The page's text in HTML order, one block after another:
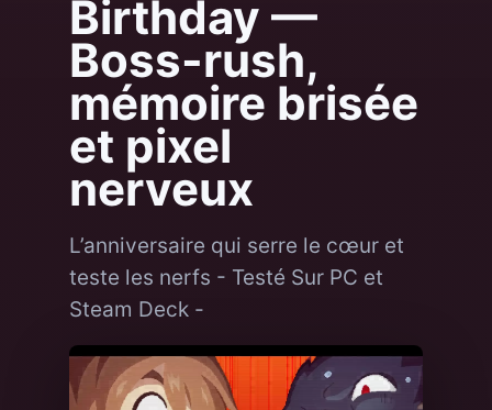
Birthday —
Boss-rush,
mémoire brisée
et pixel
nerveux
L’anniversaire qui serre le cœur et
teste les nerfs - Testé Sur PC et
Steam Deck -